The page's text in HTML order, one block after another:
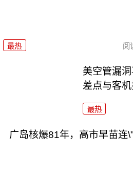
最热 阅
美空管漏
差点与客机
最热
广岛核爆81年，高市早苗连